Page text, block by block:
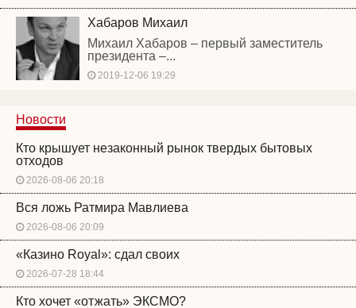
Хабаров Михаил
Михаил Хабаров – первый заместитель
президента –...
2019-12-06 19:29
Новости
Кто крышует незаконный рынок твердых бытовых
отходов
2026-08-06 20:18
Вся ложь Ратмира Мавлиева
2026-08-06 20:09
«Казино Royal»: сдал своих
2026-07-28 18:44
Кто хочет «отжать» ЭКСМО?